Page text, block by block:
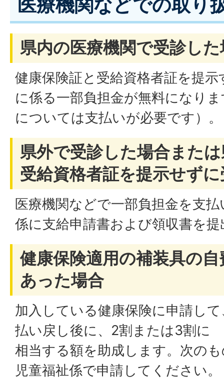
県内の医療機関で受診し
健康保険証と受給資格者証を提
に係る一部負担金が無料になり
については支払いが必要です）。
県外で受診した場合また
受給資格者証を提示せず
医療機関などで一部負担金を支
係に支給申請書および領収書を
健康保険適用の補装具の
あった場合
加入している健康保険に申請し
払い戻し後に、2割または3割に
相当する額を助成します。次の
児童福祉係で申請してください。